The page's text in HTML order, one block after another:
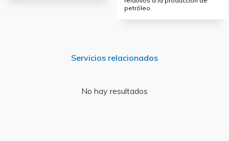
petróleo.
Servicios relacionados
No hay resultados